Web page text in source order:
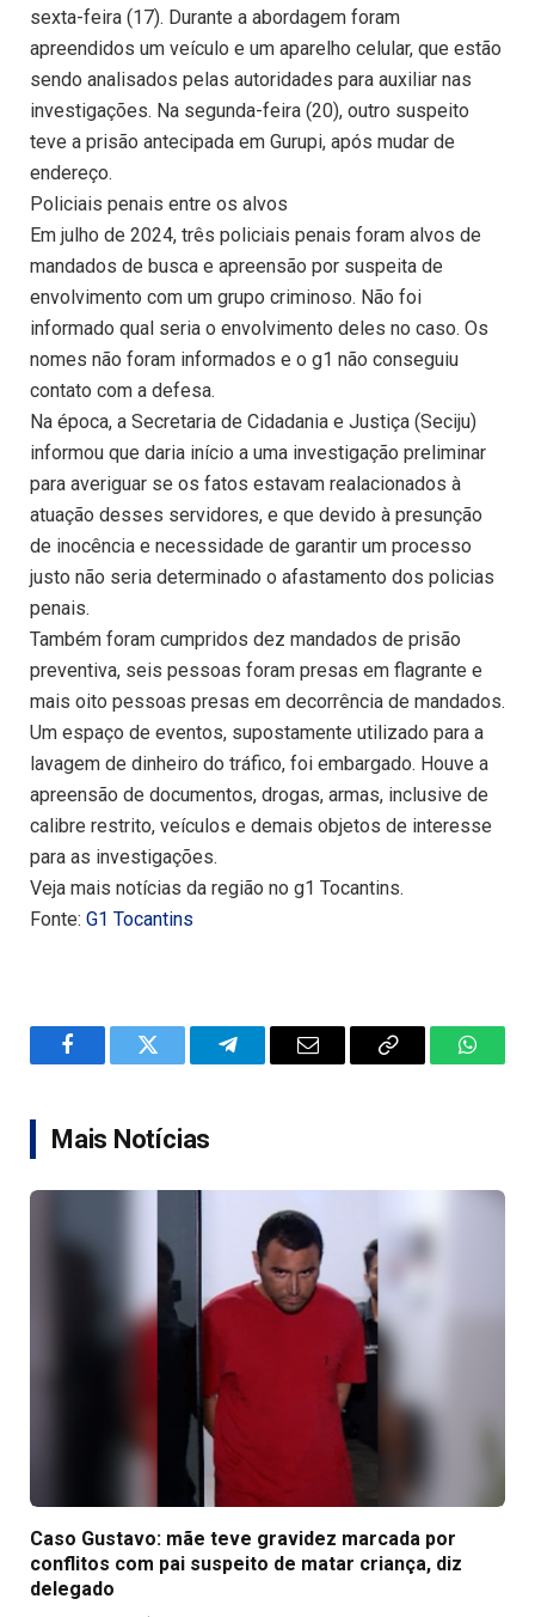
sexta-feira (17). Durante a abordagem foram
apreendidos um veículo e um aparelho celular, que estão
sendo analisados pelas autoridades para auxiliar nas
investigações. Na segunda-feira (20), outro suspeito
teve a prisão antecipada em Gurupi, após mudar de
endereço.
Policiais penais entre os alvos
Em julho de 2024, três policiais penais foram alvos de
mandados de busca e apreensão por suspeita de
envolvimento com um grupo criminoso. Não foi
informado qual seria o envolvimento deles no caso. Os
nomes não foram informados e o g1 não conseguiu
contato com a defesa.
Na época, a Secretaria de Cidadania e Justiça (Seciju)
informou que daria início a uma investigação preliminar
para averiguar se os fatos estavam realacionados à
atuação desses servidores, e que devido à presunção
de inocência e necessidade de garantir um processo
justo não seria determinado o afastamento dos policias
penais.
Também foram cumpridos dez mandados de prisão
preventiva, seis pessoas foram presas em flagrante e
mais oito pessoas presas em decorrência de mandados.
Um espaço de eventos, supostamente utilizado para a
lavagem de dinheiro do tráfico, foi embargado. Houve a
apreensão de documentos, drogas, armas, inclusive de
calibre restrito, veículos e demais objetos de interesse
para as investigações.
Veja mais notícias da região no g1 Tocantins.
Fonte: G1 Tocantins
FacebookTwitter TelegramEmail
Copy
Mais Notícias
Caso Gustavo: mãe teve gravidez marcada por
conflitos com pai suspeito de matar criança, diz
delegado